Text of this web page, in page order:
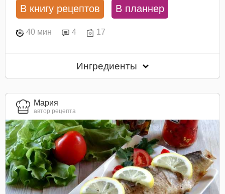
В книгу рецептов В планнер
40 мин 4 17
Ингредиенты
Мария
автор рецепта